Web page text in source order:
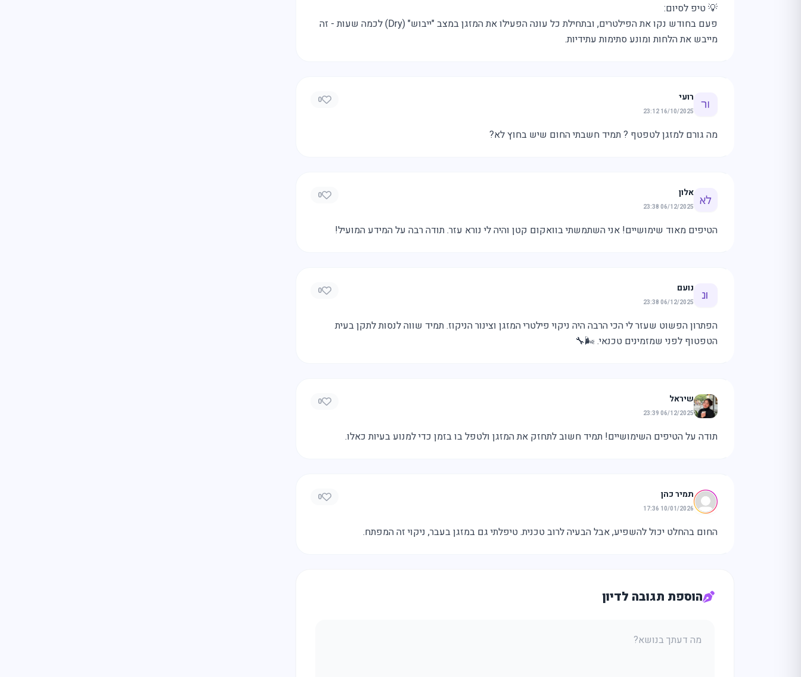
💡 טיפ לסיום:
פעם בחודש נקו את הפילטרים, ובתחילת כל עונה הפעילו את המזגן במצב "ייבוש" (Dry) לכמה שעות - זה
מייבש את הלחות ומונע סתימות עתידיות.
רועי
16/10/2025 23:12
0
מה גורם למזגן לטפטף ? תמיד חשבתי החום שיש בחוץ לא?
אלון
06/12/2025 23:38
0
הטיפים מאוד שימושיים! אני השתמשתי בוואקום קטן והיה לי נורא עזר. תודה רבה על המידע המועיל!
נועם
06/12/2025 23:38
0
הפתרון הפשוט שעזר לי הכי הרבה היה ניקוי פילטרי המזגן וצינור הניקוז. תמיד שווה לנסות לתקן בעית
הטפטוף לפני שמזמינים טכנאי. 🌬️🔧
שיראל
06/12/2025 23:39
0
תודה על הטיפים השימושיים! תמיד חשוב לתחזק את המזגן ולטפל בו בזמן כדי למנוע בעיות כאלו.
תמיר כהן
10/01/2026 17:36
0
החום בהחלט יכול להשפיע, אבל הבעיה לרוב טכנית. טיפלתי גם במזגן בעבר, ניקוי זה המפתח.
הוספת תגובה לדיון